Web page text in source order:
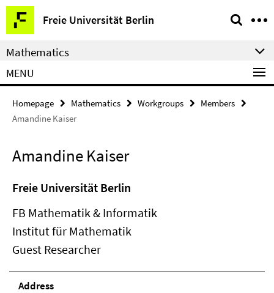
Springe
direkt
zu
Inhalt
Freie Universität Berlin
Service
Navigation
Mathematics
MENU
Homepage Mathematics Workgroups
Members
Amandine Kaiser
Amandine Kaiser
Freie Universität Berlin
FB Mathematik & Informatik
Institut für Mathematik
Guest Researcher
Address